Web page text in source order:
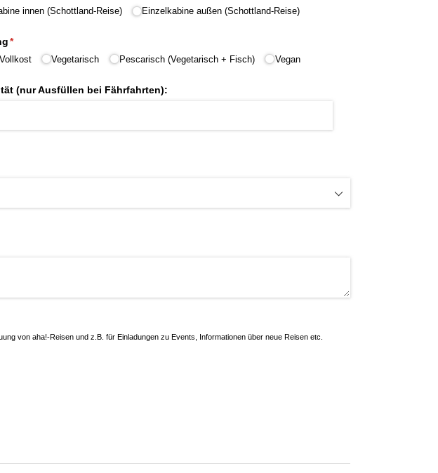
innen (Schottland-Reise)
Einzelkabine außen (Schottland-Reise)
*
(erforderlich)
Vegetarisch Pescarisch (Vegetarisch + Fisch) Vegan
(nur Ausfüllen bei Fährfahrten):
von aha!-Reisen und z.B. für Einladungen zu Events, Informationen über neue Reisen etc.